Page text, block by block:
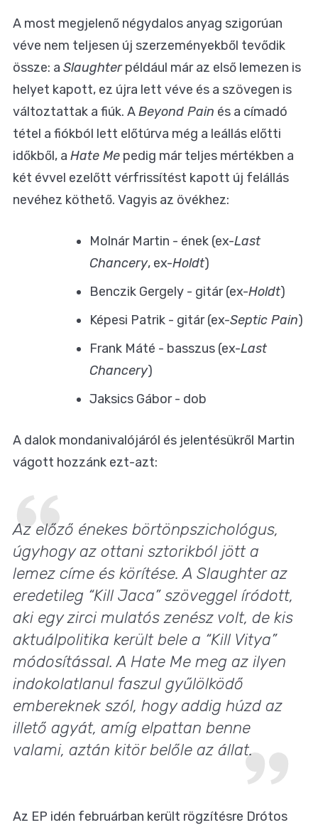
A most megjelenő négydalos anyag szigorúan
véve nem teljesen új szerzeményekből tevődik
össze: a Slaughterpéldául már az első lemezen is
helyet kapott, ez újra lett véve és a szövegen is
változtattak a fiúk. ABeyond Pain és a címadó
tétel a fiókból lett előtúrva még a leállás előtti
időkből, a Hate Me pedig már teljes mértékben a
két évvel ezelőtt vérfrissítést kapott új felállás
nevéhez köthető. Vagyis az övékhez:
Molnár Martin - ének (ex-Last
Chancery, ex-Holdt)
Benczik Gergely - gitár (ex-Holdt)
Képesi Patrik - gitár (ex-Septic Pain)
Frank Máté - basszus (ex-Last
Chancery)
Jaksics Gábor - dob
A dalok mondanivalójáról és jelentésükről Martin
vágott hozzánk ezt-azt:
Az előző énekes börtönpszichológus,
úgyhogy az ottani sztorikból jött a
lemez címe és körítése. A Slaughteraz
eredetileg “Kill Jaca”szöveggel íródott,
aki egy zirci mulatós zenész volt, de kis
aktuálpolitika került bele a “Kill Vitya”
módosítással. A Hate Me meg az ilyen
indokolatlanul faszul gyűlölködő
embereknek szól, hogy addig húzd az
illető agyát, amíg elpattan benne
valami, aztán kitör belőle az állat.
Az EP idén februárban került rögzítésre Drótos